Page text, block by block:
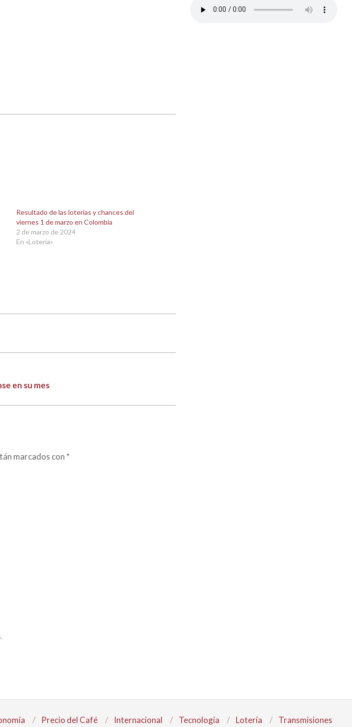
Resultado de las loterías y chances del
viernes 1 de marzo en Colombia
2 de marzo de 2024
En «Lotería»
en su mes
marcados con *
Precio del Café Internacional Tecnología Lotería Transmisiones